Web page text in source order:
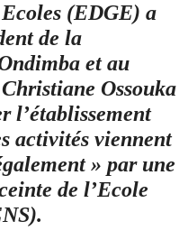
(EDGE) a
de la
et au
Ossouka
l’établissement
activités viennent
» par une
de l’Ecole